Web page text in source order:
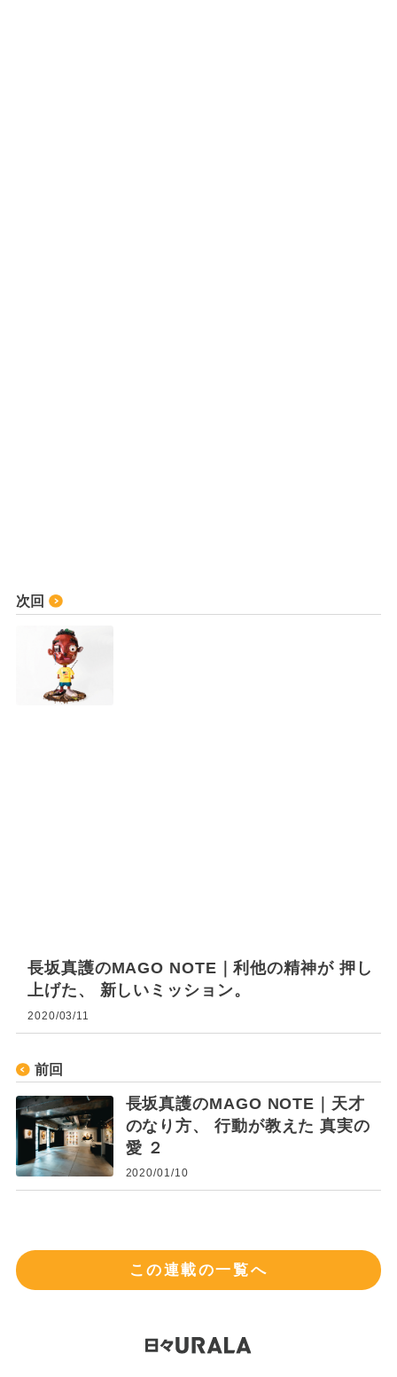
次回
長坂真護のMAGO NOTE｜利他の精神が 押し
上げた、 新しいミッション。
2020/03/11
前回
長坂真護のMAGO NOTE｜天才
のなり方、 行動が教えた 真実の
愛 ２
2020/01/10
この連載の一覧へ